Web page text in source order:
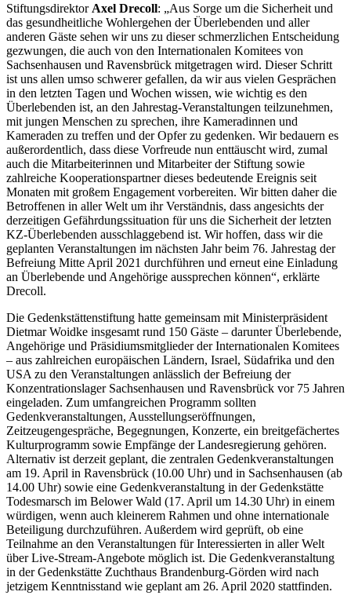
Stiftungsdirektor Axel Drecoll: „Aus Sorge um die Sicherheit und
das gesundheitliche Wohlergehen der Überlebenden und aller
anderen Gäste sehen wir uns zu dieser schmerzlichen Entscheidung
gezwungen, die auch von den Internationalen Komitees von
Sachsenhausen und Ravensbrück mitgetragen wird. Dieser Schritt
ist uns allen umso schwerer gefallen, da wir aus vielen Gesprächen
in den letzten Tagen und Wochen wissen, wie wichtig es den
Überlebenden ist, an den Jahrestag-Veranstaltungen teilzunehmen,
mit jungen Menschen zu sprechen, ihre Kameradinnen und
Kameraden zu treffen und der Opfer zu gedenken. Wir bedauern es
außerordentlich, dass diese Vorfreude nun enttäuscht wird, zumal
auch die Mitarbeiterinnen und Mitarbeiter der Stiftung sowie
zahlreiche Kooperationspartner dieses bedeutende Ereignis seit
Monaten mit großem Engagement vorbereiten. Wir bitten daher die
Betroffenen in aller Welt um ihr Verständnis, dass angesichts der
derzeitigen Gefährdungssituation für uns die Sicherheit der letzten
KZ-Überlebenden ausschlaggebend ist. Wir hoffen, dass wir die
geplanten Veranstaltungen im nächsten Jahr beim 76. Jahrestag der
Befreiung Mitte April 2021 durchführen und erneut eine Einladung
an Überlebende und Angehörige aussprechen können“, erklärte
Drecoll.
Die Gedenkstättenstiftung hatte gemeinsam mit Ministerpräsident
Dietmar Woidke insgesamt rund 150 Gäste – darunter Überlebende,
Angehörige und Präsidiumsmitglieder der Internationalen Komitees
– aus zahlreichen europäischen Ländern, Israel, Südafrika und den
USA zu den Veranstaltungen anlässlich der Befreiung der
Konzentrationslager Sachsenhausen und Ravensbrück vor 75 Jahren
eingeladen. Zum umfangreichen Programm sollten
Gedenkveranstaltungen, Ausstellungseröffnungen,
Zeitzeugengespräche, Begegnungen, Konzerte, ein breitgefächertes
Kulturprogramm sowie Empfänge der Landesregierung gehören.
Alternativ ist derzeit geplant, die zentralen Gedenkveranstaltungen
am 19. April in Ravensbrück (10.00 Uhr) und in Sachsenhausen (ab
14.00 Uhr) sowie eine Gedenkveranstaltung in der Gedenkstätte
Todesmarsch im Belower Wald (17. April um 14.30 Uhr) in einem
würdigen, wenn auch kleinerem Rahmen und ohne internationale
Beteiligung durchzuführen. Außerdem wird geprüft, ob eine
Teilnahme an den Veranstaltungen für Interessierten in aller Welt
über Live-Stream-Angebote möglich ist. Die Gedenkveranstaltung
in der Gedenkstätte Zuchthaus Brandenburg-Görden wird nach
jetzigem Kenntnisstand wie geplant am 26. April 2020 stattfinden.